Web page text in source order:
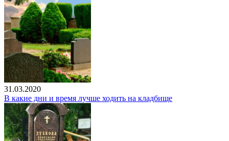
31.03.2020
В какие дни и время лучше ходить на кладбище